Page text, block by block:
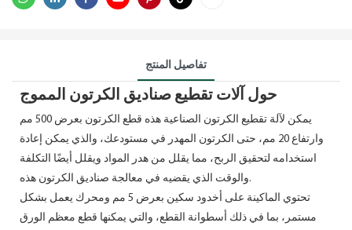
تفاصيل المنتج
حول آلات تقطيع صناديق الكرتون المموج
يمكن لآلة تقطيع الكرتون الصناعية هذه قطع الكرتون بعرض 500 مم
وارتفاع 20 مم، حتى الكرتون المهدر في مستودعك، والذي يمكن إعادة
استخدامه لتحقيق الربح، مما يقلل من هدر المواد ويقلل أيضًا التكلفة
والوقت الذي يقضيه في معالجة صناديق الكرتون هذه.
تحتوي الماكينة على أخدود سكين بعرض 5 مم ومحرك يعمل بشكل
مستمر، بما في ذلك أسطوانة القطع، والتي يمكنها قطع معظم الورق